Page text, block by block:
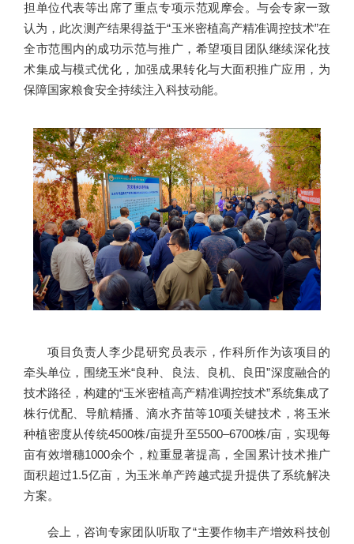
担单位代表等出席了重点专项示范观摩会。与会专家一致
认为，此次测产结果得益于“玉米密植高产精准调控技术”在
全市范围内的成功示范与推广，希望项目团队继续深化技
术集成与模式优化，加强成果转化与大面积推广应用，为
保障国家粮食安全持续注入科技动能。
项目负责人李少昆研究员表示，作科所作为该项目的
牵头单位，围绕玉米“良种、良法、良机、良田”深度融合的
技术路径，构建的“玉米密植高产精准调控技术”系统集成了
株行优配、导航精播、滴水齐苗等10项关键技术，将玉米
种植密度从传统4500株/亩提升至5500–6700株/亩，实现每
亩有效增穗1000余个，粒重显著提高，全国累计技术推广
面积超过1.5亿亩，为玉米单产跨越式提升提供了系统解决
方案。
会上，咨询专家团队听取了“主要作物丰产增效科技创